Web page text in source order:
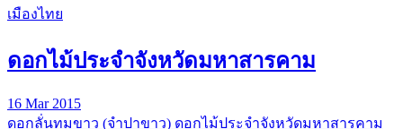
เมืองไทย
ดอกไม้ประจำจังหวัดมหาสารคาม
16 Mar 2015
ดอกลั่นทมขาว (จำปาขาว) ดอกไม้ประจำจังหวัดมหาสารคาม